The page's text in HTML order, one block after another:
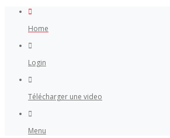
Home
Login
Télécharger une video
Menu